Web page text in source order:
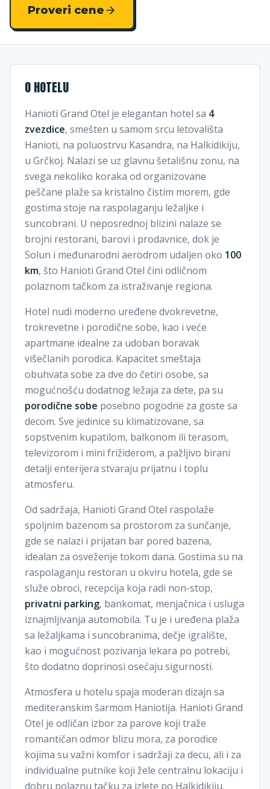
Proveri cene
O HOTELU
Hanioti Grand Otel je elegantan hotel sa 4
zvezdice, smešten u samom srcu letovališta
Hanioti, na poluostrvu Kasandra, na Halkidikiju,
u Grčkoj. Nalazi se uz glavnu šetališnu zonu, na
svega nekoliko koraka od organizovane
peščane plaže sa kristalno čistim morem, gde
gostima stoje na raspolaganju ležaljke i
suncobrani. U neposrednoj blizini nalaze se
brojni restorani, barovi i prodavnice, dok je
Solun i međunarodni aerodrom udaljen oko 100
km, što Hanioti Grand Otel čini odličnom
polaznom tačkom za istraživanje regiona.
Hotel nudi moderno uređene dvokrevetne,
trokrevetne i porodične sobe, kao i veće
apartmane idealne za udoban boravak
višečlanih porodica. Kapacitet smeštaja
obuhvata sobe za dve do četiri osobe, sa
mogućnošću dodatnog ležaja za dete, pa su
porodične sobe posebno pogodne za goste sa
decom. Sve jedinice su klimatizovane, sa
sopstvenim kupatilom, balkonom ili terasom,
televizorom i mini frižiderom, a pažljivo birani
detalji enterijera stvaraju prijatnu i toplu
atmosferu.
Od sadržaja, Hanioti Grand Otel raspolaže
spoljnim bazenom sa prostorom za sunčanje,
gde se nalazi i prijatan bar pored bazena,
idealan za osveženje tokom dana. Gostima su na
raspolaganju restoran u okviru hotela, gde se
služe obroci, recepcija koja radi non-stop,
privatni parking, bankomat, menjačnica i usluga
iznajmljivanja automobila. Tu je i uređena plaža
sa ležaljkama i suncobranima, dečje igralište,
kao i mogućnost pozivanja lekara po potrebi,
što dodatno doprinosi osećaju sigurnosti.
Atmosfera u hotelu spaja moderan dizajn sa
mediteranskim šarmom Haniotija. Hanioti Grand
Otel je odličan izbor za parove koji traže
romantičan odmor blizu mora, za porodice
kojima su važni komfor i sadržaji za decu, ali i za
individualne putnike koji žele centralnu lokaciju i
dobru polaznu tačku za izlete po Halkidikiju.